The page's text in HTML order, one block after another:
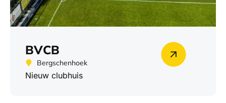
BVCB
Bergschenhoek
Nieuw clubhuis